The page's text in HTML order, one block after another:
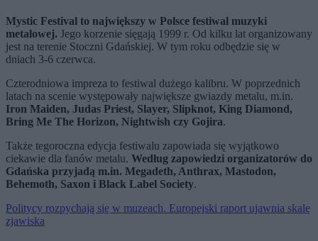
Mystic Festival to największy w Polsce festiwal muzyki
metalowej. Jego korzenie sięgają 1999 r. Od kilku lat organizowany
jest na terenie Stoczni Gdańskiej. W tym roku odbędzie się w
dniach 3-6 czerwca.
Czterodniowa impreza to festiwal dużego kalibru. W poprzednich
latach na scenie występowały największe gwiazdy metalu, m.in.
Iron Maiden, Judas Priest, Slayer, Slipknot, King Diamond,
Bring Me The Horizon, Nightwish czy Gojira.
Także tegoroczna edycja festiwalu zapowiada się wyjątkowo
ciekawie dla fanów metalu. Według zapowiedzi organizatorów do
Gdańska przyjadą m.in. Megadeth, Anthrax, Mastodon,
Behemoth, Saxon i Black Label Society.
Politycy rozpychają się w muzeach. Europejski raport ujawnia skalę
zjawiska